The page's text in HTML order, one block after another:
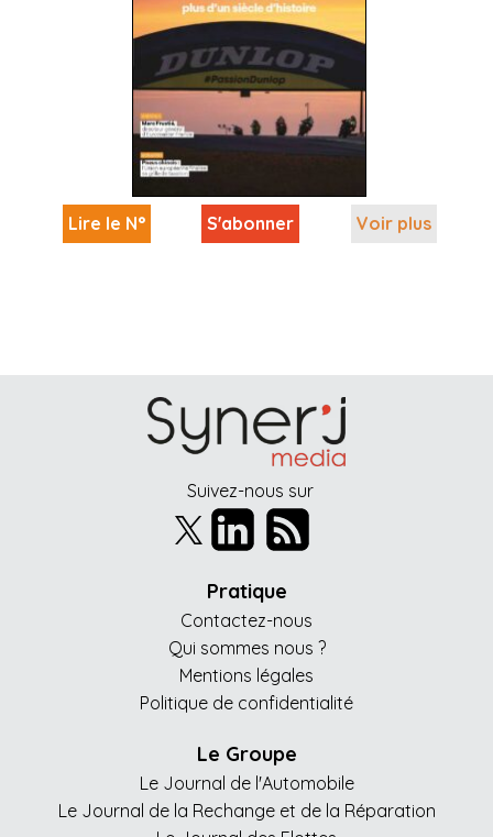
Lire le N° S'abonner Voir plus
Suivez-nous sur
Pratique
Contactez-nous
Qui sommes nous ?
Mentions légales
Politique de confidentialité
Le Groupe
Le Journal de l'Automobile
Le Journal de la Rechange et de la Réparation